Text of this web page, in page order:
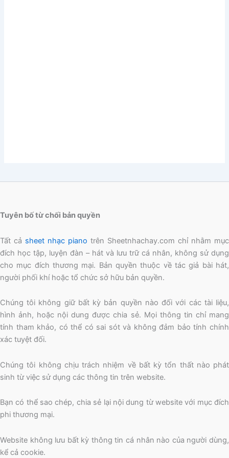
Tuyên bố từ chối bản quyền
Tất cả sheet nhạc piano trên Sheetnhachay.com chỉ nhằm mục
đích học tập, luyện đàn – hát và lưu trữ cá nhân, không sử dụng
cho mục đích thương mại. Bản quyền thuộc về tác giả bài hát,
người phối khí hoặc tổ chức sở hữu bản quyền.
Chúng tôi không giữ bất kỳ bản quyền nào đối với các tài liệu,
hình ảnh, hoặc nội dung được chia sẻ. Mọi thông tin chỉ mang
tính tham khảo, có thể có sai sót và không đảm bảo tính chính
xác tuyệt đối.
Chúng tôi không chịu trách nhiệm về bất kỳ tổn thất nào phát
sinh từ việc sử dụng các thông tin trên website.
Bạn có thể sao chép, chia sẻ lại nội dung từ website với mục đích
phi thương mại.
Website không lưu bất kỳ thông tin cá nhân nào của người dùng,
kể cả cookie.